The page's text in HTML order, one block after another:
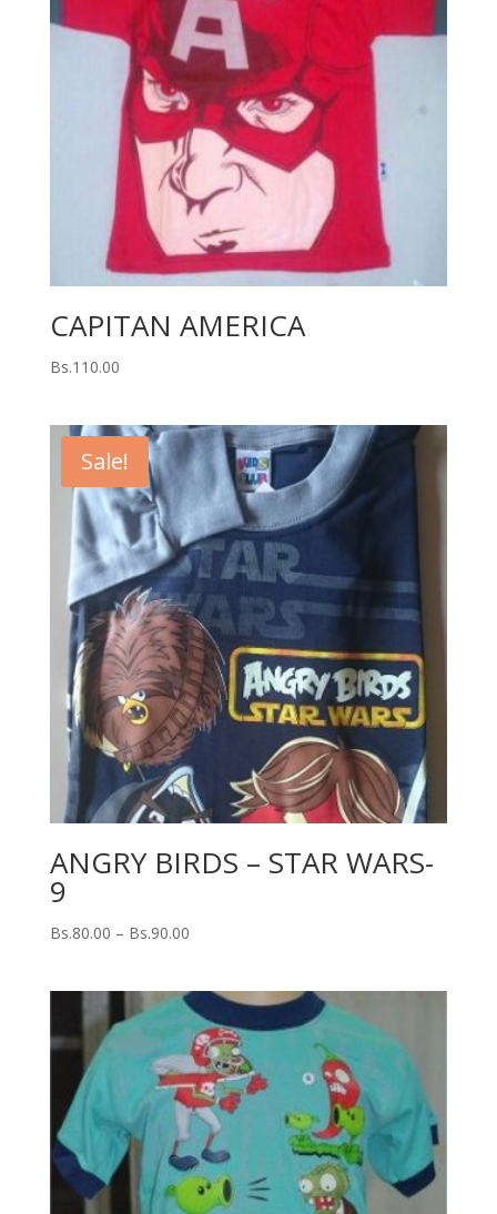
CAPITAN AMERICA
Bs.110.00
Sale!
ANGRY BIRDS – STAR WARS-
9
Bs.80.00 – Bs.90.00